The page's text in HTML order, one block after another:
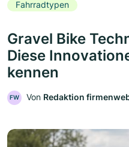
Fahrradtypen
Gravel Bike
Diese
kennen
FW Von Redaktion